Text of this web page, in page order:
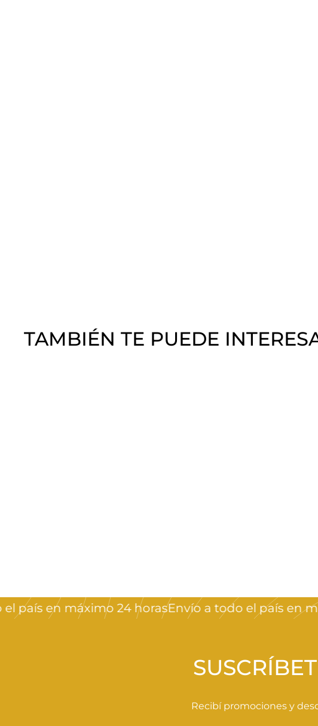
TAMBIÉN TE PUEDE
,
en máximo 24 horasEnvío a todo el país en
Recibí promociones y